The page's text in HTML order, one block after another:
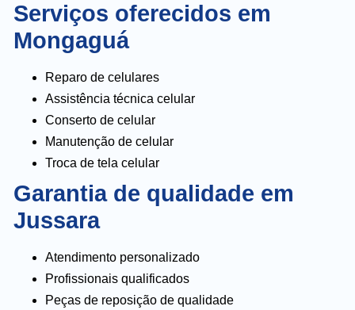
Serviços oferecidos em
Mongaguá
Reparo de celulares
Assistência técnica celular
Conserto de celular
Manutenção de celular
Troca de tela celular
Garantia de qualidade em
Jussara
Atendimento personalizado
Profissionais qualificados
Peças de reposição de qualidade